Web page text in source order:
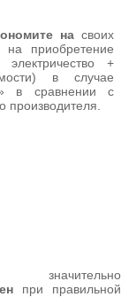
на своих
приобретение
+
в случае
в сравнении с
производителя.
при правильной